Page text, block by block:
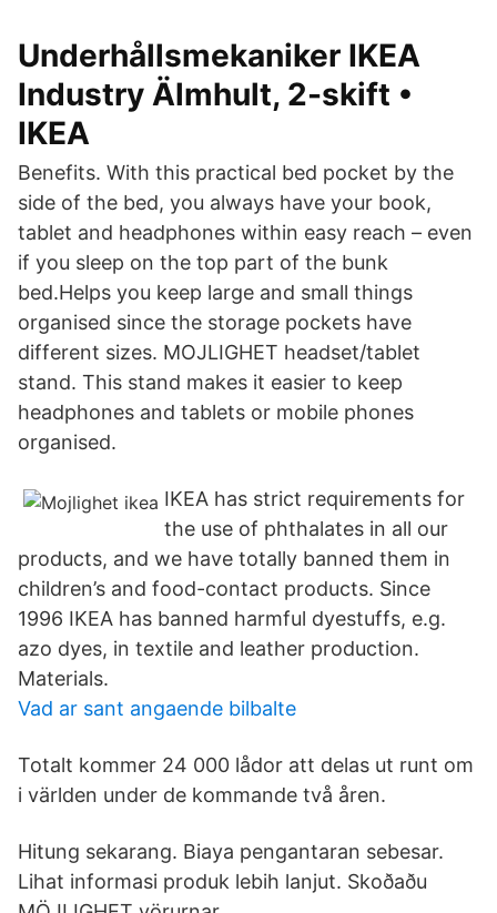
Underhållsmekaniker IKEA
Industry Älmhult, 2-skift •
IKEA
Benefits. With this practical bed pocket by the
side of the bed, you always have your book,
tablet and headphones within easy reach – even
if you sleep on the top part of the bunk
bed.Helps you keep large and small things
organised since the storage pockets have
different sizes. MOJLIGHET headset/tablet
stand. This stand makes it easier to keep
headphones and tablets or mobile phones
organised.
IKEA has strict requirements for
the use of phthalates in all our
products, and we have totally banned them in
children’s and food-contact products. Since
1996 IKEA has banned harmful dyestuffs, e.g.
azo dyes, in textile and leather production.
Materials.
Vad ar sant angaende bilbalte
Totalt kommer 24 000 lådor att delas ut runt om
i världen under de kommande två åren.
Hitung sekarang. Biaya pengantaran sebesar.
Lihat informasi produk lebih lanjut. Skoðaðu